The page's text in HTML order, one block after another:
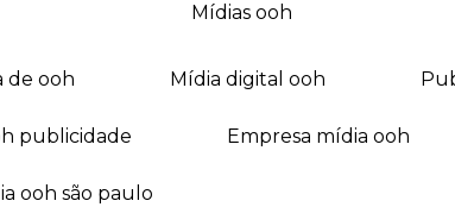
mídias ooh
de ooh mídia digital ooh
publicidade empresa mídia ooh
ooh são paulo